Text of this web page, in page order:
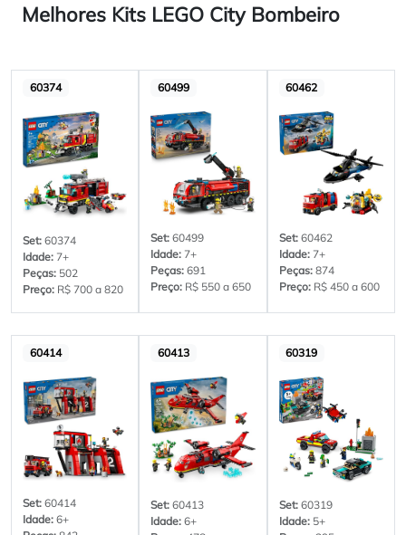
Melhores Kits LEGO City Bombeiro
60374
Set: 60374
Idade: 7+
Peças: 502
Preço: R$ 700 a 820
60499
Set: 60499
Idade: 7+
Peças: 691
Preço: R$ 550 a 650
60462
Set:60462
Idade:7+
Peças:874
Preço:R$ 450 a 600
60414
Set: 60414
Idade: 6+
60413
Set: 60413
Idade: 6+
60319
Set:60319
Idade:5+